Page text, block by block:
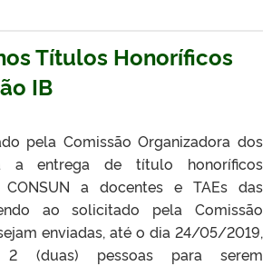
Títulos Honoríficos
IB
pela Comissão Organizadora dos
a entrega de título honoríficos
a docentes e TAEs das
ao solicitado pela Comissão
enviadas, até o dia 24/05/2019,
(duas) pessoas para serem